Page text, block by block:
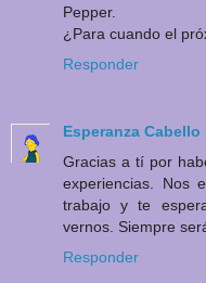
Pepper.
¿Para cuando el
Responder
Esperanza Cabello
Gracias a tí por
experiencias. Nos
trabajo y te
vernos. Siempre
Responder